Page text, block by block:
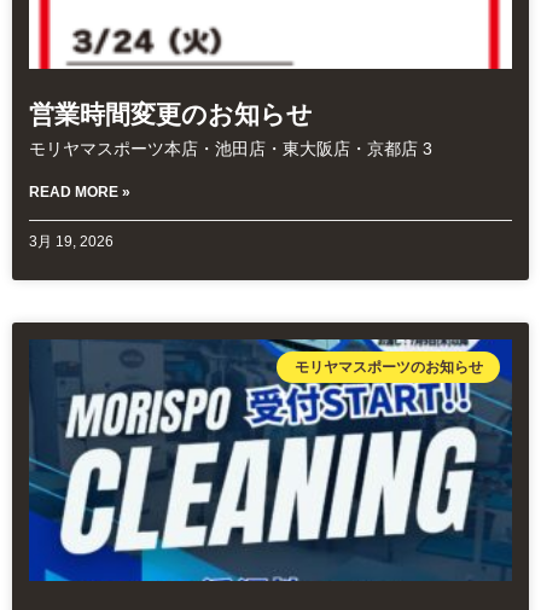
営業時間変更のお知らせ
モリヤマスポーツ本店・池田店・東大阪店・京都店 3
READ MORE »
3月 19, 2026
モリヤマスポーツのお知らせ